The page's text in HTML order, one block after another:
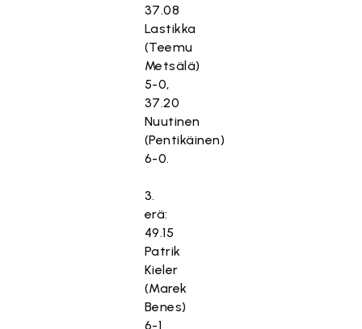
37.08
Lastikka
(Teemu
Metsälä)
5-0,
37.20
Nuutinen
(Pentikäinen)
6-0.
3.
erä:
49.15
Patrik
Kieler
(Marek
Benes)
6-1